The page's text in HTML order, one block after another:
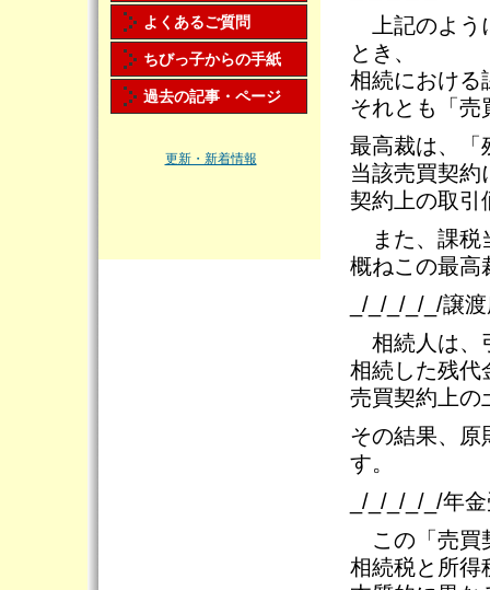
上記のよう
とき、
相続における
それとも「売
最高裁は、「
当該売買契約
契約上の取引
また、課税
概ねこの最高
_/_/_/_/_/譲
相続人は、
相続した残代
売買契約上の
その結果、原
す。
_/_/_/_/_/年
この「売買
相続税と所得
よくあるご質問
ちびっ子からの手紙
過去の記事・ページ
更新・新着情報